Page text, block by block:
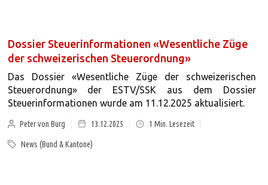
Dossier Steuerinformationen «Wesentliche Züge
der schweizerischen Steuerordnung»
Das Dossier «Wesentliche Züge der schweizerischen
Steuerordnung» der ESTV/SSK aus dem Dossier
Steuerinformationen wurde am 11.12.2025 aktualisiert.
Peter von Burg 13.12.2025 1 Min. Lesezeit
News (Bund & Kantone)